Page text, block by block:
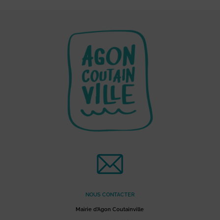
NOUS CONTACTER
Mairie d’Agon Coutainville